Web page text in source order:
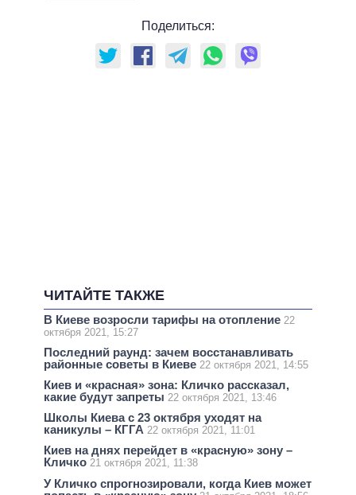
Поделиться:
ЧИТАЙТЕ ТАКЖЕ
В Киеве возросли тарифы на отопление 22
октября 2021, 15:27
Последний раунд: зачем восстанавливать
районные советы в Киеве 22 октября 2021, 14:55
Киев и «красная» зона: Кличко рассказал,
какие будут запреты 22 октября 2021, 13:46
Школы Киева с 23 октября уходят на
каникулы – КГГА 22 октября 2021, 11:01
Киев на днях перейдет в «красную» зону –
Кличко 21 октября 2021, 11:38
У Кличко спрогнозировали, когда Киев может